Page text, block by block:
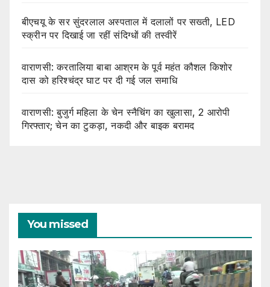
बीएचयू के सर सुंदरलाल अस्पताल में दलालों पर सख्ती, LED
स्क्रीन पर दिखाई जा रहीं संदिग्धों की तस्वीरें
वाराणसी: करतालिया बाबा आश्रम के पूर्व महंत कौशल किशोर
दास को हरिश्चंद्र घाट पर दी गई जल समाधि
वाराणसी: बुजुर्ग महिला के चेन स्नैचिंग का खुलासा, 2 आरोपी
गिरफ्तार; चेन का टुकड़ा, नकदी और बाइक बरामद
You missed